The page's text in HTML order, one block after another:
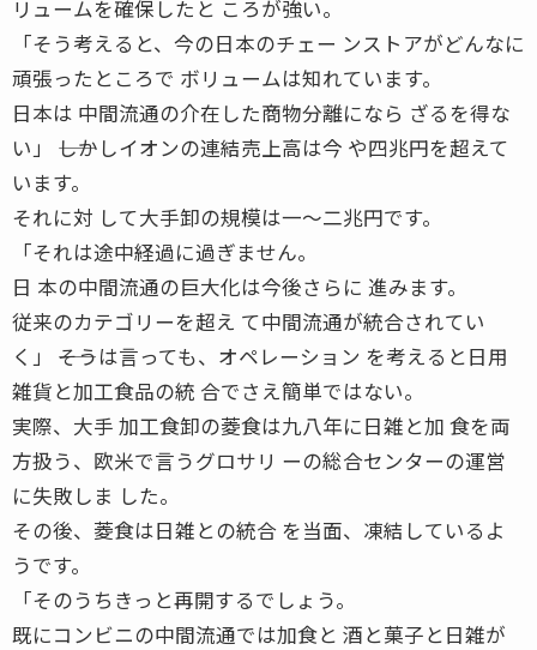
リュームを確保したと ころが強い。
「そう考えると、今の日本のチェー ンストアがどんなに
頑張ったところで ボリュームは知れています。
日本は 中間流通の介在した商物分離になら ざるを得な
い」 ――しかしイオンの連結売上高は今 や四兆円を超えて
います。
それに対 して大手卸の規模は一〜二兆円です。
「それは途中経過に過ぎません。
日 本の中間流通の巨大化は今後さらに 進みます。
従来のカテゴリーを超え て中間流通が統合されてい
く」 ――そうは言っても、オペレーション を考えると日用
雑貨と加工食品の統 合でさえ簡単ではない。
実際、大手 加工食卸の菱食は九八年に日雑と加 食を両
方扱う、欧米で言うグロサリ ーの総合センターの運営
に失敗しま した。
その後、菱食は日雑との統合 を当面、凍結しているよ
うです。
「そのうちきっと再開するでしょう。
既にコンビニの中間流通では加食と 酒と菓子と日雑が